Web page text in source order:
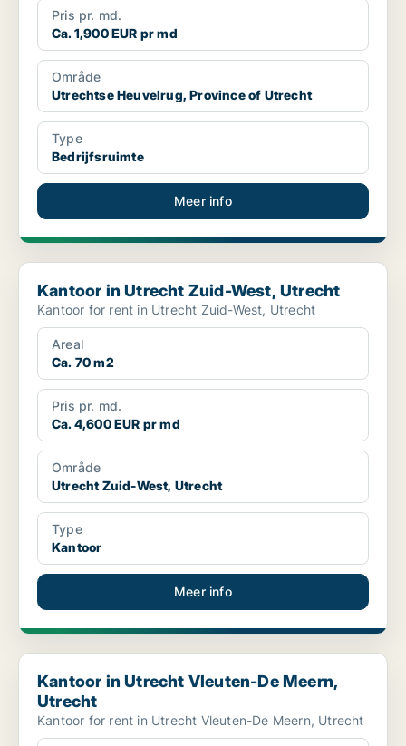
Pris pr. md.
Ca. 1,900 EUR pr md
Område
Utrechtse Heuvelrug, Province of Utrecht
Type
Bedrijfsruimte
Meer info
Kantoor in Utrecht Zuid-West, Utrecht
Kantoor in Utrecht Zuid-West, Utrecht
Kantoor for rent in Utrecht Zuid-West, Utrecht
Areal
Ca. 70 m2
Pris pr. md.
Ca. 4,600 EUR pr md
Område
Utrecht Zuid-West, Utrecht
Type
Kantoor
Meer info
Kantoor in Utrecht Vleuten-De Meern, Utrecht
Kantoor in Utrecht Vleuten-De Meern,
Utrecht
Kantoor for rent in Utrecht Vleuten-De Meern, Utrecht